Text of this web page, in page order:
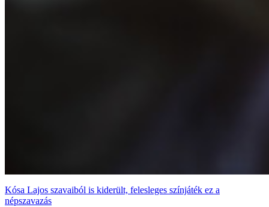
Kósa Lajos szavaiból is kiderült, felesleges színjáték ez a
népszavazás